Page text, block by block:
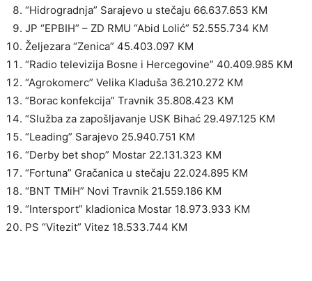
“Hidrogradnja” Sarajevo u stečaju 66.637.653 KM
JP “EPBIH” – ZD RMU “Abid Lolić” 52.555.734 KM
Željezara “Zenica” 45.403.097 KM
“Radio televizija Bosne i Hercegovine” 40.409.985 KM
“Agrokomerc” Velika Kladuša 36.210.272 KM
“Borac konfekcija” Travnik 35.808.423 KM
“Služba za zapošljavanje USK Bihać 29.497.125 KM
“Leading” Sarajevo 25.940.751 KM
“Derby bet shop” Mostar 22.131.323 KM
“Fortuna” Gračanica u stečaju 22.024.895 KM
“BNT TMiH” Novi Travnik 21.559.186 KM
“Intersport” kladionica Mostar 18.973.933 KM
PS “Vitezit” Vitez 18.533.744 KM